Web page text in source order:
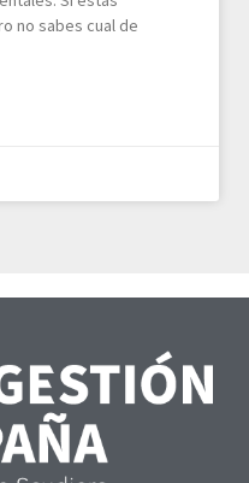
no sabes cual de